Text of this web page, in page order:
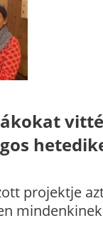
projektje